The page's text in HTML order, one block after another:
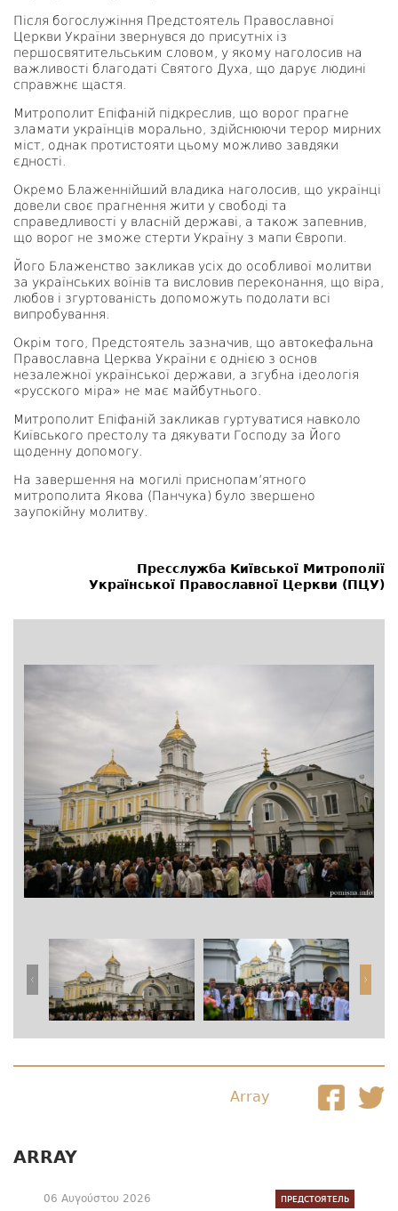
Після богослужіння Предстоятель Православної
Церкви України звернувся до присутніх із
першосвятительським словом, у якому наголосив на
важливості благодаті Святого Духа, що дарує людині
справжнє щастя.
Митрополит Епіфаній підкреслив, що ворог прагне
зламати українців морально, здійснюючи терор мирних
міст, однак протистояти цьому можливо завдяки
єдності.
Окремо Блаженнійший владика наголосив, що українці
довели своє прагнення жити у свободі та
справедливості у власній державі, а також запевнив,
що ворог не зможе стерти Україну з мапи Європи.
Його Блаженство закликав усіх до особливої молитви
за українських воїнів та висловив переконання, що віра,
любов і згуртованість допоможуть подолати всі
випробування.
Окрім того, Предстоятель зазначив, що автокефальна
Православна Церква України є однією з основ
незалежної української держави, а згубна ідеологія
«русского міра» не має майбутнього.
Митрополит Епіфаній закликав гуртуватися навколо
Київського престолу та дякувати Господу за Його
щоденну допомогу.
На завершення на могилі приснопам’ятного
митрополита Якова (Панчука) було звершено
заупокійну молитву.
Пресслужба Київської Митрополії
Української Православної Церкви (ПЦУ)
Array
ARRAY
06 Αυγούστου 2026 ПРЕДСТОЯТЕЛЬ